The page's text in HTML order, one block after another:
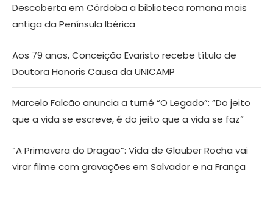
Descoberta em Córdoba a biblioteca romana mais
antiga da Península Ibérica
Aos 79 anos, Conceição Evaristo recebe título de
Doutora Honoris Causa da UNICAMP
Marcelo Falcão anuncia a turnê “O Legado”: “Do jeito
que a vida se escreve, é do jeito que a vida se faz”
“A Primavera do Dragão”: Vida de Glauber Rocha vai
virar filme com gravações em Salvador e na França